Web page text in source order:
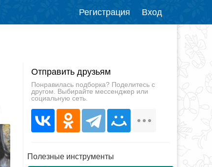
Регистрация Вход
Отправить друзьям
Понравилась подборка? Поделитесь с
другом. Выбирайте мессенджер или
социальную сеть.
Полезные инструменты